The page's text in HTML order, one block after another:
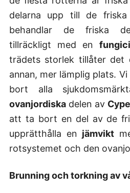
delarna upp till de
behandlar de friska
tillräckligt med en
trädets storlek tillåter
annan, mer lämplig plats.
bort alla
ovanjordiskadelen av
att ta bort en del av de
upprätthålla en jämvikt
rotsystemet och den
Brunning och torkning av